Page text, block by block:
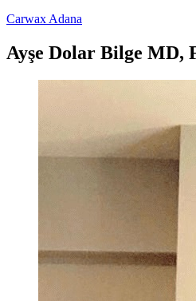
Carwax Adana
Ayşe Dolar Bilge MD,